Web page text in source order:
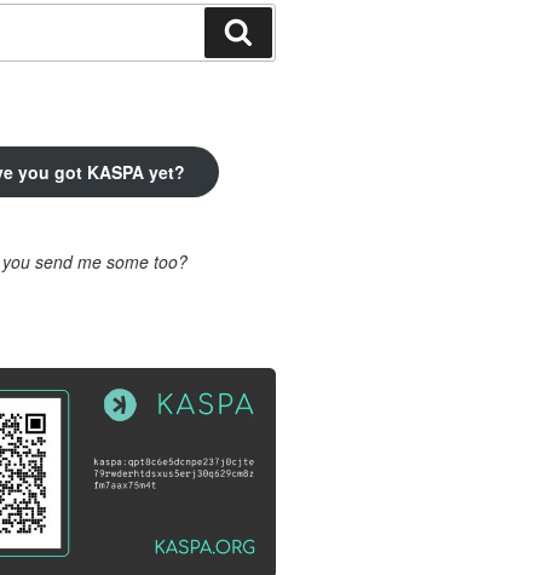
you got KASPA yet?
you send me some too?